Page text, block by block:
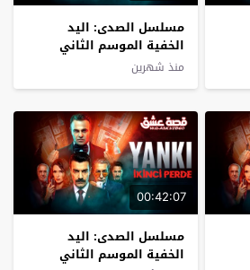
مسلسل الصدى: اليد
الخفية الموسم الثاني
الحلقة 3 مترجم
منذ شهرين
00:42:07
مسلسل الصدى: اليد
الخفية الموسم الثاني